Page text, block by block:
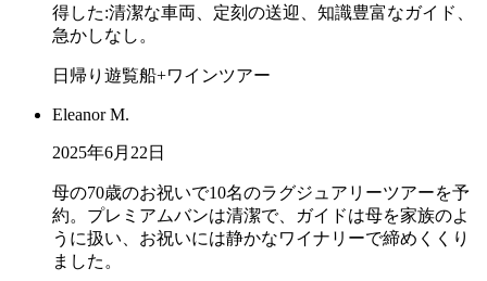
得した:清潔な車両、定刻の送迎、知識豊富なガイド、
急かしなし。
日帰り遊覧船+ワインツアー
Eleanor M.
2025年6月22日
母の70歳のお祝いで10名のラグジュアリーツアーを予
約。プレミアムバンは清潔で、ガイドは母を家族のよ
うに扱い、お祝いには静かなワイナリーで締めくくり
ました。